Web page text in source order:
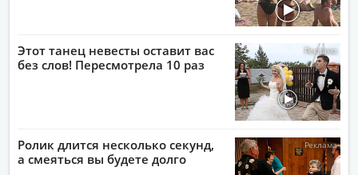
Этот танец невесты оставит вас
без слов! Пересмотрела 10 раз
Ролик длится несколько секунд,
а смеяться вы будете долго